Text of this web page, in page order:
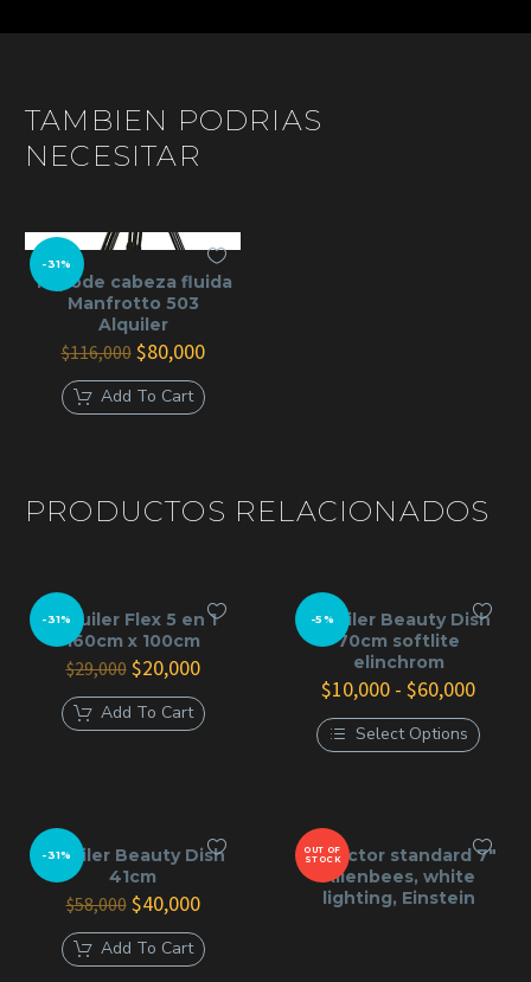
TAMBIEN PODRIAS
NECESITAR
-31%
Trípode cabeza fluida
Manfrotto 503
Alquiler
$116,000 El
precio
original
era:
$80,000El
actual
es:
Add To Cart
PRODUCTOS RELACIONADOS
-31%
Alquiler Flex 5 en 1
160cm x 100cm
$29,000 El
precio
original
era:
$20,000El
actual
es:
Add To Cart
-5%
Alquiler Beauty Dish
70cm softlite
elinchrom
$10,000 - $60,000Rango
desde
Select Options
Este
variantes.
Las
opciones
se
pueden
-31%
Alquiler Beauty Dish
41cm
$58,000 El
precio
original
era:
$40,000El
actual
es:
Add To Cart
OUT OF
STOCK
Reflector standard 7″
Alienbees, white
lighting, Einstein